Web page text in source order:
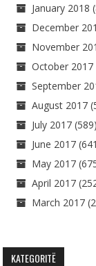
January 2018
December
November
October 2017
September
August 2017
July 2017 (589)
June 2017
May 2017
April 2017
March 2017
KATEGORITË